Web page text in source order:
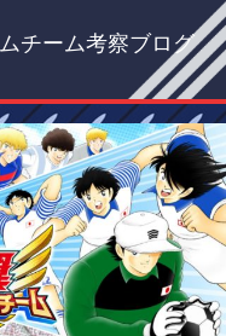
チーム考察ブログ